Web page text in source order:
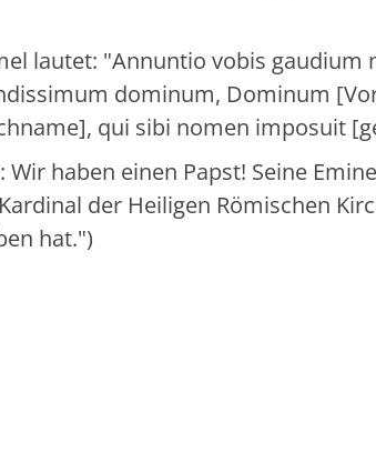
lautet: "Annuntio vobis gaudium
dominum, Dominum
qui sibi nomen imposuit
haben einen Papst! Seine
der Heiligen Römischen
hat.")